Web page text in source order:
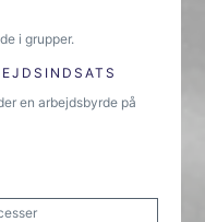
i grupper.
en arbejdsbyrde på